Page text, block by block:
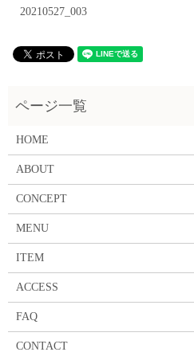
20210527_003
HOME
ABOUT
CONCEPT
MENU
ITEM
ACCESS
FAQ
CONTACT